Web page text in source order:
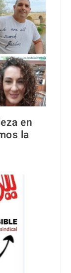
en
la